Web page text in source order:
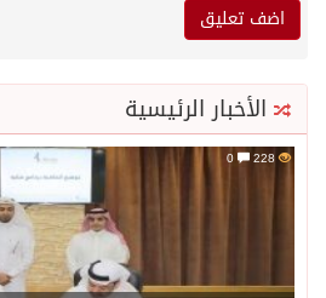
الأخبار الرئيسية
228